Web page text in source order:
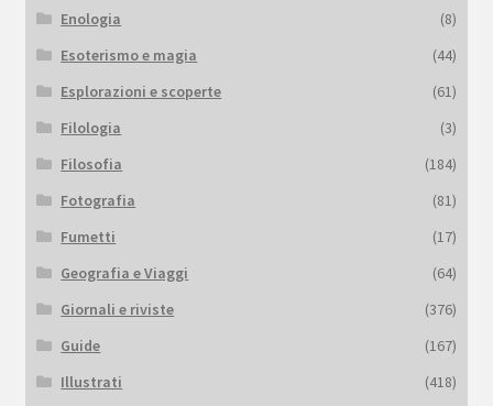
Enologia
(8)
Esoterismo e magia
(44)
Esplorazioni e scoperte
(61)
Filologia
(3)
Filosofia
(184)
Fotografia
(81)
Fumetti
(17)
Geografia e Viaggi
(64)
Giornali e riviste
(376)
Guide
(167)
Illustrati
(418)